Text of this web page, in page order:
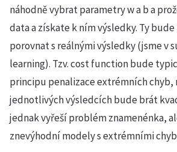
náhodně vybrat parametry w a b a
data a získate k ním výsledky. Ty
porovnat s reálnými výsledky (jsme v
learning). Tzv. cost function bude
principu penalizace extrémních chyb,
jednotlivých výsledcích bude brát
jednak vyřeší problém znamenénka,
znevýhodní modely s extrémními